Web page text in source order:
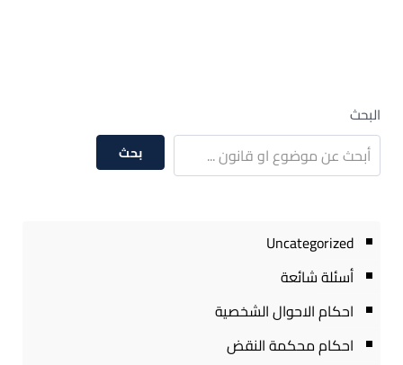
البحث
بحث
Uncategorized
أسئلة شائعة
احكام الاحوال الشخصية
احكام محكمة النقض